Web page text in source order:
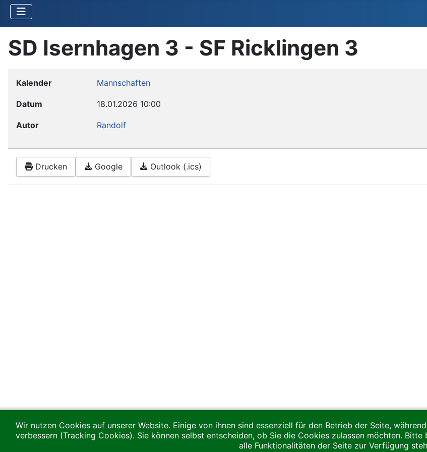
SD Isernhagen 3 - SF Ricklingen 3
Kalender Mannschaften
Datum 18.01.2026 10:00
Autor Randolf
Drucken Google Outlook (.ics)
Wir nutzen Cookies auf unserer Website. Einige von ihnen sind essenziell für den Betrieb der Seite,
verbessern (Tracking Cookies). Sie können selbst entscheiden, ob Sie die Cookies zulassen möchten.
alle Funktionalitäten der Seite zur Verfügung